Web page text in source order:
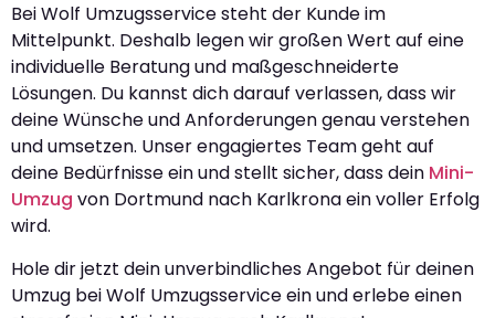
Bei Wolf Umzugsservice steht der Kunde im
Mittelpunkt. Deshalb legen wir großen Wert auf eine
individuelle Beratung und maßgeschneiderte
Lösungen. Du kannst dich darauf verlassen, dass wir
deine Wünsche und Anforderungen genau verstehen
und umsetzen. Unser engagiertes Team geht auf
deine Bedürfnisse ein und stellt sicher, dass dein Mini-
Umzug von Dortmund nach Karlkrona ein voller Erfolg
wird.
Hole dir jetzt dein unverbindliches Angebot für deinen
Umzug bei Wolf Umzugsservice ein und erlebe einen